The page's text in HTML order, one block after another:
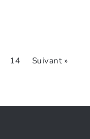
14 Suivant »